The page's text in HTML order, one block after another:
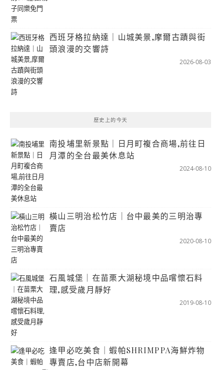
西班牙格拉納達｜山城美景,摩爾古蹟與街
頭浪漫的交響詩
2026-08-03
歷史上的今天
南投埔里新景點｜日月町複合商場,前往日
月潭的全台最美休息站
2024-08-10
橫山三明治松竹店｜台中最美的三明治專
賣店
2020-08-10
石風城堡｜在苗栗大湖秘境中品嚐懷石料
理,感受歲月靜好
2019-08-10
逢甲必吃美食｜蝦帕SHRIMPPA海鮮炸物
專賣店,台中店新開幕